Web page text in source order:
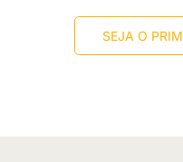
SEJA O